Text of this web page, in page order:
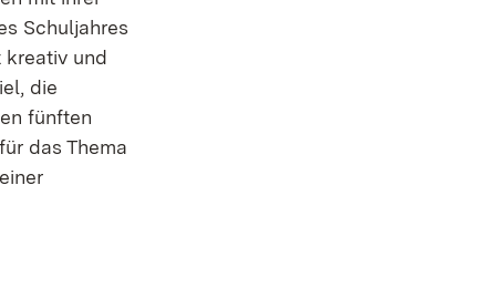
Schuljahres
kreativ und
die
fünften
das Thema